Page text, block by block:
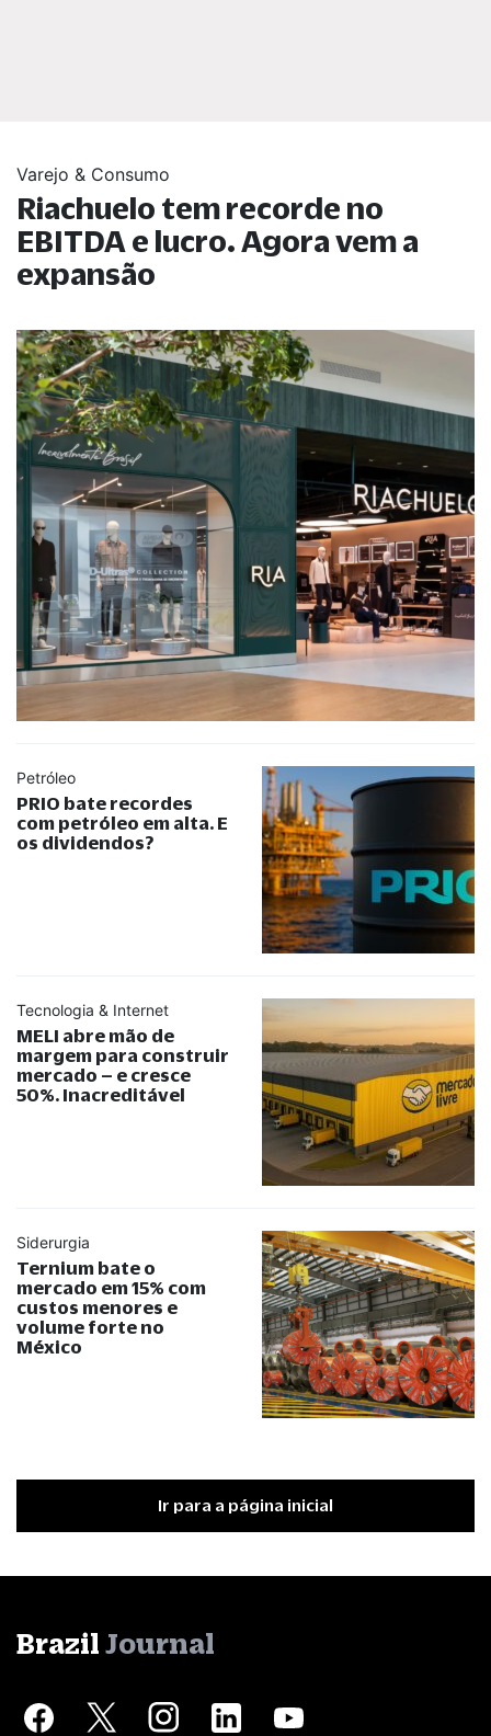
Varejo & Consumo
Riachuelo tem recorde no
EBITDA e lucro. Agora vem a
expansão
Petróleo
PRIO bate recordes
com petróleo em alta. E
os dividendos?
Tecnologia & Internet
MELI abre mão de
margem para construir
mercado – e cresce
50%. Inacreditável
Siderurgia
Ternium bate o
mercado em 15% com
custos menores e
volume forte no
México
Ir para a página inicial
Brazil Journal